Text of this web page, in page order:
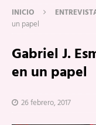
INICIO
un papel
Gabriel J.
en un papel
26 febrero, 2017